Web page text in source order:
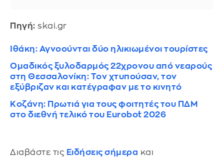
Πηγή: skai.gr
Ιθάκη: Αγνοούνται δύο ηλικιωμένοι τουρίστες
Ομαδικός ξυλοδαρμός 22χρονου από νεαρούς
στη Θεσσαλονίκη: Τον χτυπούσαν, τον
εξύβριζαν και κατέγραφαν με το κινητό
Κοζάνη: Πρωτιά για τους φοιτητές του ΠΔΜ
στο διεθνή τελικό του Eurobot 2026
Διαβάστε τις Ειδήσεις σήμερα και